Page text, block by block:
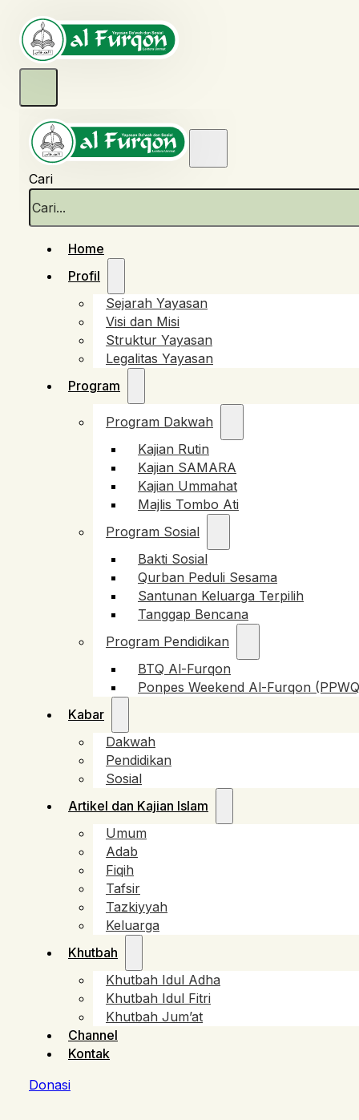
Cari
Home
Profil
Sejarah Yayasan
Visi dan Misi
Struktur Yayasan
Legalitas Yayasan
Program
Program Dakwah
Kajian Rutin
Kajian SAMARA
Kajian Ummahat
Majlis Tombo Ati
Program Sosial
Bakti Sosial
Qurban Peduli Sesama
Santunan Keluarga Terpilih
Tanggap Bencana
Program Pendidikan
BTQ Al-Furqon
Ponpes Weekend Al-Furqon
Kabar
Dakwah
Pendidikan
Sosial
Artikel dan Kajian Islam
Umum
Adab
Fiqih
Tafsir
Tazkiyyah
Keluarga
Khutbah
Khutbah Idul Adha
Khutbah Idul Fitri
Khutbah Jum’at
Channel
Kontak
Donasi